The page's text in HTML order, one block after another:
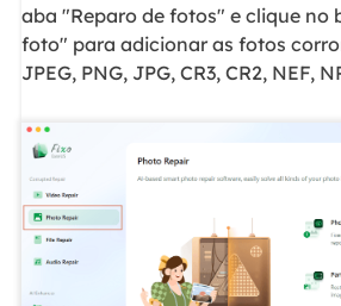
aba "Reparo de fotos" e clique no
foto" para adicionar as fotos
JPEG, PNG, JPG, CR3, CR2, NEF,